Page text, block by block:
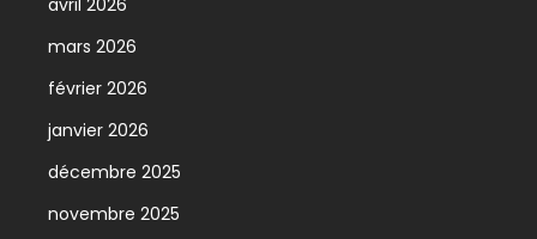
avril 2026
mars 2026
février 2026
janvier 2026
décembre 2025
novembre 2025